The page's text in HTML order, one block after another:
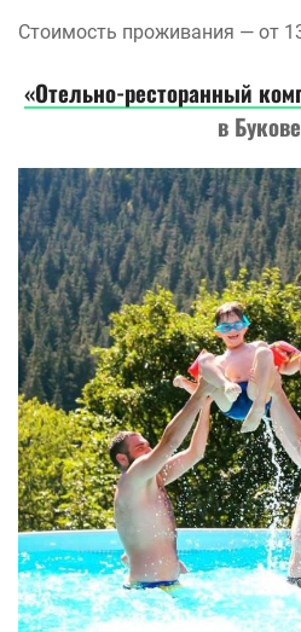
Стоимость проживания — от
«Отельно-ресторанный
в